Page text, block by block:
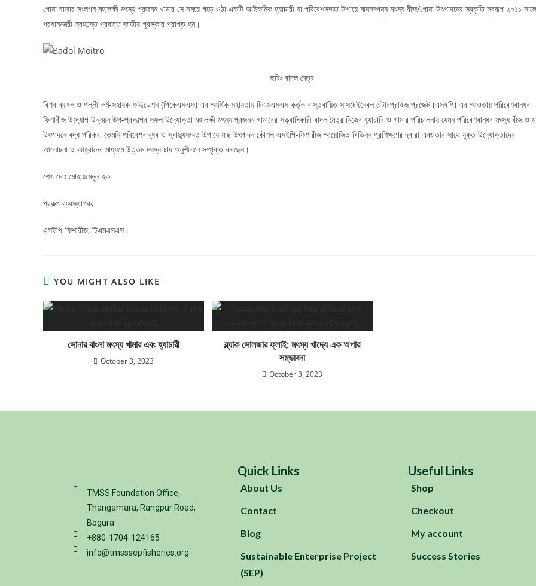
পোনা বাজার সংলগ্ন মহালক্ষী মৎস্য প্রজনন খামার সে সময়ে গড়ে ওঠা একটি আইকনিক হ্যাচারী যা পরিবেশসম্মত উপায়ে মানসম্পন্ন মৎস্য বীজ/পোনা উৎপাদনের স্বকৃতি স্বরূপ ২০১১ সালে
প্রধানমন্ত্রী স্বহস্তে প্রদত্ত জাতীয় পুরস্কার প্রাপ্ত হন।
ছবিঃ বাদল মৈত্র
বিশ্ব ব্যাংক ও পল্লী কর্ম-সহায়ক ফাউন্ডেশন (পিকেএসএফ) এর আর্থিক সহায়তায় টিএমএসএস কর্তৃক বাস্তবায়িত সাসটেইনেবল এন্টারপ্রাইজ প্রজেক্ট (এসইপি) এর আওতায় পরিবেশবান্ধব
ফিশারীজ উদ্যোগ উন্নয়ন উপ-প্রকল্পের সফল উদ্যোক্তা মহালক্ষী মৎস্য প্রজনন খামারের সত্ত্বাধিকারী বাদল মৈত্র নিজের হ্যাচারি ও খামার পরিচালনায় যেমন পরিবেশবান্ধব মৎস্য বীজ ও
উৎপাদনে বদ্ধ পরিকর, তেমনি পরিবেশবান্ধব ও স্বাস্থ্যসম্মত উপায়ে মাছ উৎপাদন কৌশল এসইপি-ফিশারীজ আয়োজিত বিভিন্ন প্রশিক্ষণের দ্বারা এবং তার সাথে যুক্ত উদ্যোক্তাদের
আলোচনা ও আহ্বানের মাধ্যমে উত্তম মৎস্য চাষ অনুশীলনে সম্পৃক্ত করছেন।
শেখ মোঃ মোহায়মেনুল হক
প্রকল্প ব্যবস্থাপক,
এসইপি-ফিশারীজ, টিএমএসএস।
YOU MIGHT ALSO LIKE
সোনার বাংলা মৎস্য খামার এবং হ্যাচারী
October 3, 2023
ব্ল্যাক সোলজার ফ্লাই: মৎস্য খাদ্যে এক অপার
সম্ভাবনা
October 3, 2023
TMSS Foundation Office,
Thangamara, Rangpur Road,
Bogura.
+880-1704-124165
info@tmsssepfisheries.org
Quick Links
About Us
Contact
Blog
Sustainable Enterprise Project
(SEP)
Useful Links
Shop
Checkout
My account
Success Stories